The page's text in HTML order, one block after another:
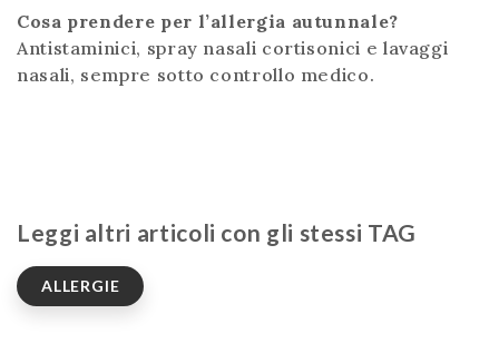
Cosa prendere per l’allergia autunnale?
Antistaminici, spray nasali cortisonici e lavaggi
nasali, sempre sotto controllo medico.
Leggi altri articoli con gli stessi TAG
ALLERGIE